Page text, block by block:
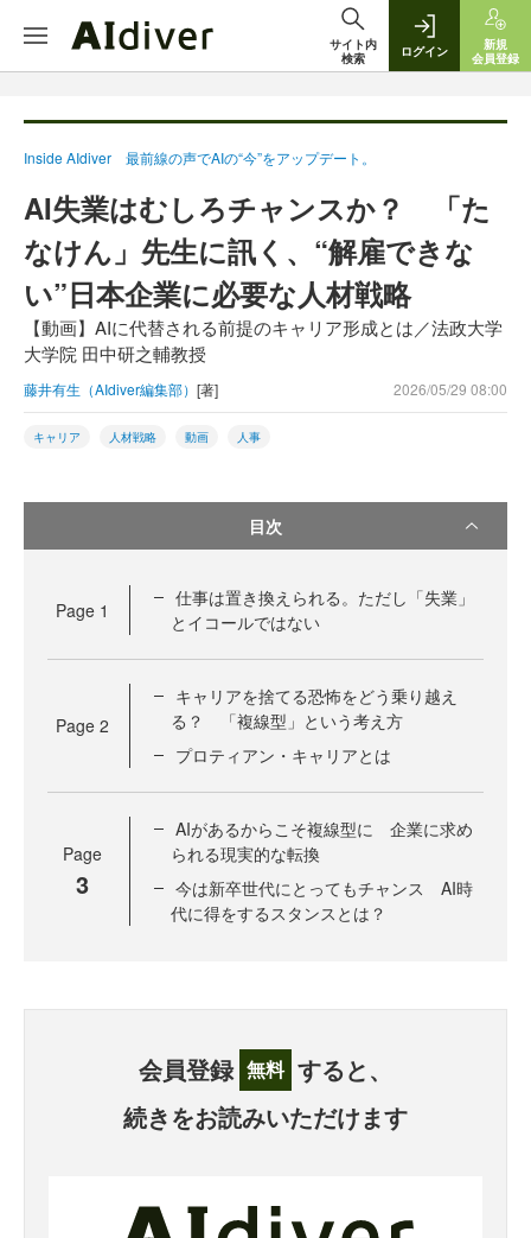
サイト内
検索
ログイン
新規
会員登録
Inside AIdiver 最前線の声でAIの“今”をアップデート。
AI失業はむしろチャンスか？ 「た
なけん」先生に訊く、“解雇できな
い”日本企業に必要な人材戦略
【動画】AIに代替される前提のキャリア形成とは／法政大学
大学院 田中研之輔教授
藤井有生（AIdiver編集部） [著] 2026/05/29 08:00
キャリア 人材戦略 動画 人事
目次
Page 1
仕事は置き換えられる。ただし「失業」
とイコールではない
Page 2
キャリアを捨てる恐怖をどう乗り越え
る？ 「複線型」という考え方
プロティアン・キャリアとは
Page
3
AIがあるからこそ複線型に 企業に求め
られる現実的な転換
今は新卒世代にとってもチャンス AI時
代に得をするスタンスとは？
会員登録 無料 すると、
続きをお読みいただけます